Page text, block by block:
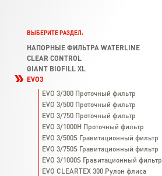
ВЫБЕРИТЕ РАЗДЕЛ:
НАПОРНЫЕ ФИЛЬТРА WATERLINE
CLEAR CONTROL
GIANT BIOFILL XL
EVO3
EVO 3/300 Проточный фильтр
EVO 3/500 Проточный фильтр
EVO 3/750 Проточный фильтр
EVO 3/1000H Проточный фильтр
EVO 3/500S Гравитационный фильтр
EVO 3/750S Гравитационный фильтр
EVO 3/1000S Гравитационный фильтр
EVO CLEARTEX 300 Рулон флиса